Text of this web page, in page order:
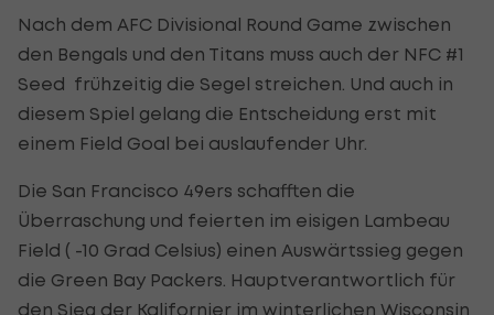
Nach dem AFC Divisional Round Game zwischen
den Bengals und den Titans muss auch der NFC #1
Seed frühzeitig die Segel streichen. Und auch in
diesem Spiel gelang die Entscheidung erst mit
einem Field Goal bei auslaufender Uhr.
Die San Francisco 49ers schafften die
Überraschung und feierten im eisigen Lambeau
Field ( -10 Grad Celsius) einen Auswärtssieg gegen
die Green Bay Packers. Hauptverantwortlich für
den Sieg der Kalifornier im winterlichen Wisconsin